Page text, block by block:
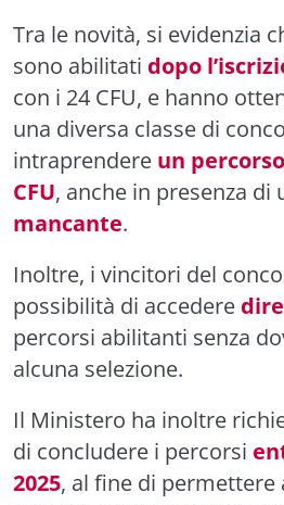
Tra le novità, si evidenzia
sono abilitati dopo
con i 24 CFU, e hanno
una diversa classe di
intraprendere un
CFU, anche in presenza di
mancante.
Inoltre, i vincitori del
possibilità di accedere
percorsi abilitanti senza
alcuna selezione.
Il Ministero ha inoltre
di concludere i percorsi
2025, al fine di